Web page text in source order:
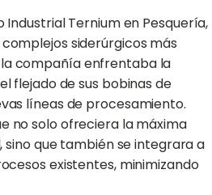
Industrial Ternium en Pesquería,
siderúrgicos más
compañía enfrentaba la
flejado de sus bobinas de
líneas de procesamiento.
no solo ofreciera la máxima
sino que también se integrara a
existentes, minimizando